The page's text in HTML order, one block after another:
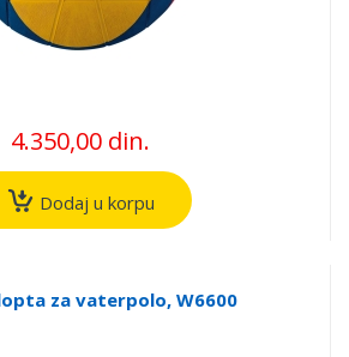
4.350,00 din.
Dodaj u korpu
za vaterpolo, W6600